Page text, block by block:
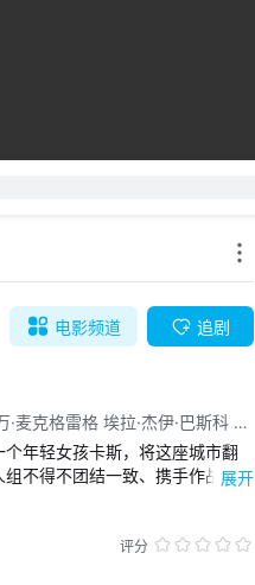
麦克格雷格 埃拉·杰伊·巴斯科 克
马·拉比诺夫 德里克·威尔逊 乔·
尼 杰西·布什 史蒂文·威廉姆斯
瑞 凯莱布·斯比尔亚兹 萨拉·贝克
尔·麦基 伊戈·米基塔斯 安东尼·
年轻女孩卡斯，将这座城市翻
不得不团结一致、携手作战，展开
评分
电影频道 追剧